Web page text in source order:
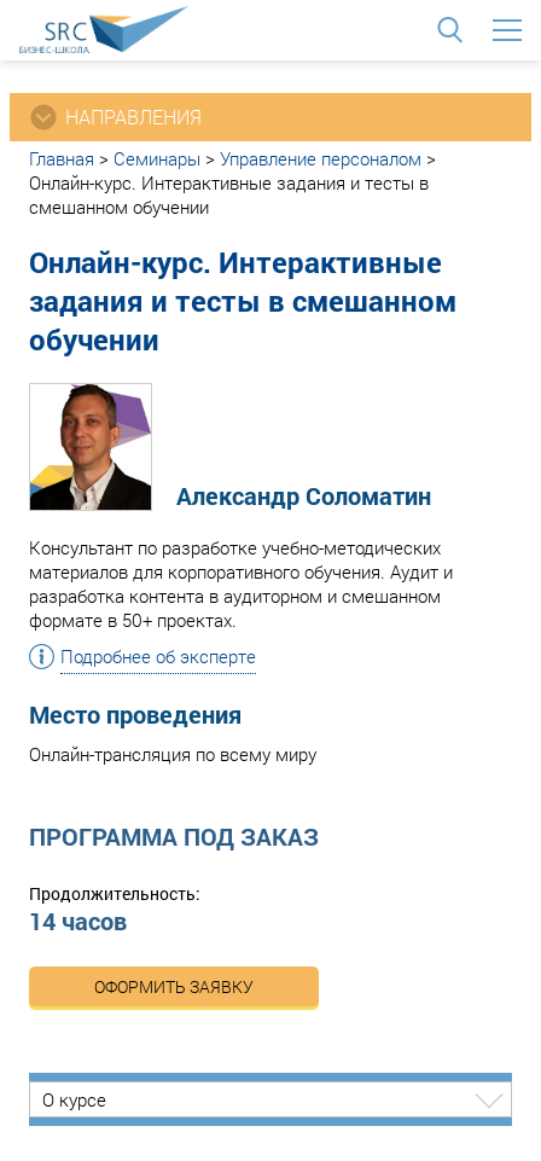
НАПРАВЛЕНИЯ
Главная > Семинары > Управление персоналом >
Онлайн-курс. Интерактивные задания и тесты в
смешанном обучении
Онлайн-курс. Интерактивные
задания и тесты в смешанном
обучении
Александр Соломатин
Консультант по разработке учебно-методических
материалов для корпоративного обучения. Аудит и
разработка контента в аудиторном и смешанном
формате в 50+ проектах.
Подробнее об эксперте
Место проведения
Онлайн-трансляция по всему миру
ПРОГРАММА ПОД ЗАКАЗ
Продолжительность:
14 часов
ОФОРМИТЬ ЗАЯВКУ
О курсе